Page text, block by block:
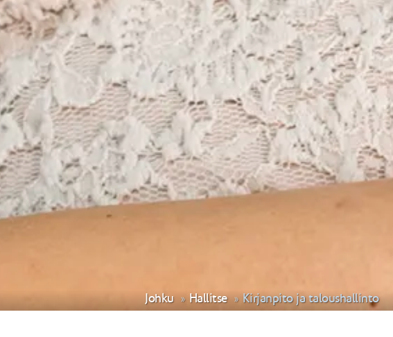
Johku Hallitse Kirjanpito ja taloushallinto